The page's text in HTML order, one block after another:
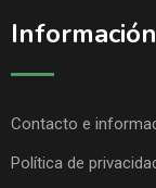
Información
Contacto e
Política de